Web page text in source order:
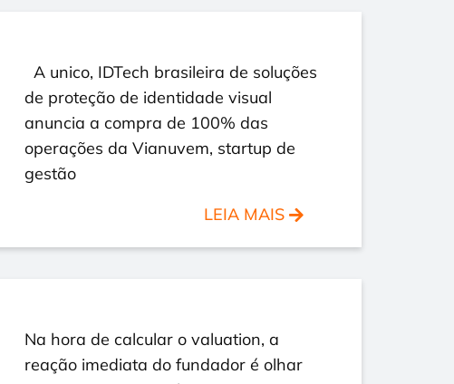
A unico, IDTech brasileira de soluções
de proteção de identidade visual
anuncia a compra de 100% das
operações da Vianuvem, startup de
gestão
LEIA MAIS
Na hora de calcular o valuation, a
reação imediata do fundador é olhar